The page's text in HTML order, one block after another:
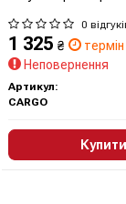
0
1 325 ₴
Неповернення
Артикул:
CARGO
Купити